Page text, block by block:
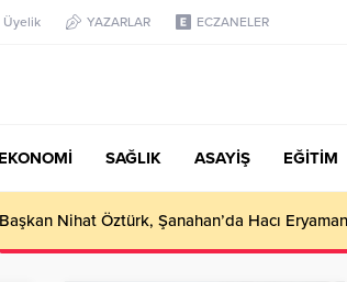
Üyelik YAZARLAR ECZANELER
EKONOMİ SAĞLIK ASAYİŞ EĞİTİM
Başkan Nihat Öztürk, Şanahan’da Hacı